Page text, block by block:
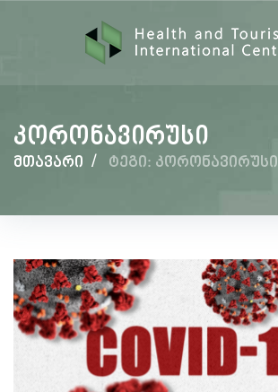
კორონავირუსი
მთავარი / ტეგი: კორონავირუსი
კორონავირუსი